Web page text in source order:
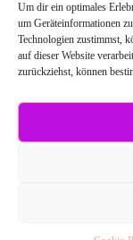
Um dir ein optimales
um Geräteinformationen
Technologien zustimmst,
auf dieser Website
zurückziehst, können
Blossom